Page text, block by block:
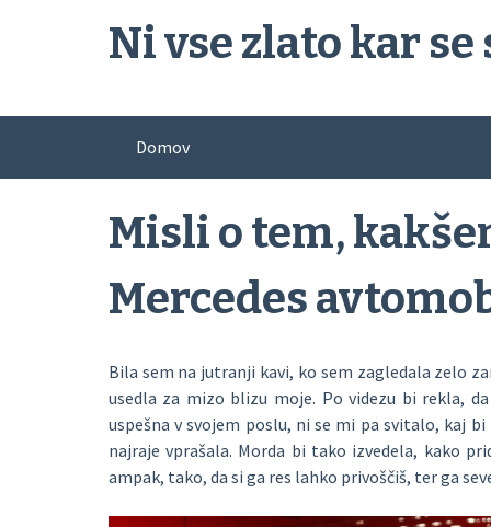
Ni vse zlato kar se
Domov
Misli o tem,
Mercedes
Bila sem na jutranji kavi, ko sem zagledala zelo
usedla za mizo blizu moje. Po videzu bi rekla,
uspešna v svojem poslu, ni se mi pa svitalo, kaj
najraje vprašala. Morda bi tako izvedela, kako
ampak, tako, da si ga res lahko privoščiš, ter ga